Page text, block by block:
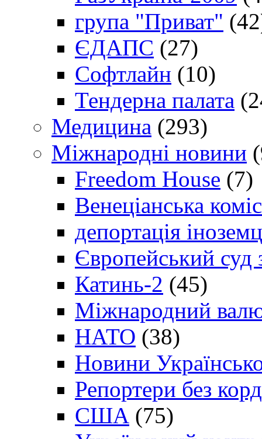
група "Приват"
ЄДАПС (27)
Софтлайн (10)
Тендерна палата
Медицина (293)
Міжнародні новини
Freedom House (7)
Венеціанська
депортація
Європейський
Катинь-2 (45)
Міжнародний
НАТО (38)
Новини
Репортери без
США (75)